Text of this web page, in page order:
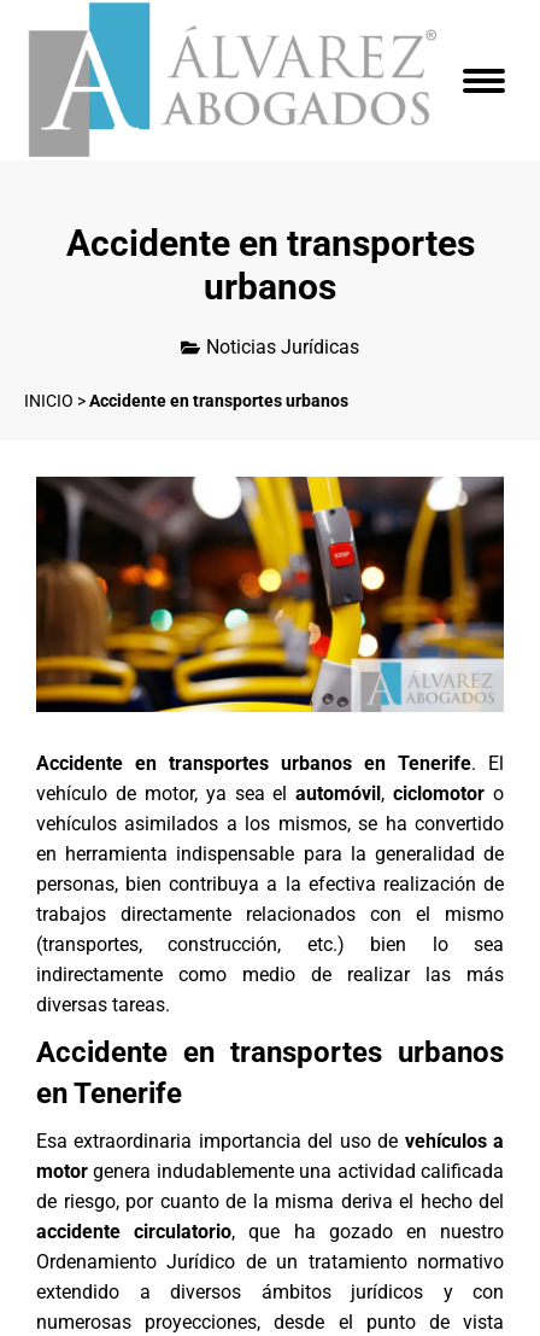
Accidente en transportes
urbanos
Noticias Jurídicas
INICIO >Accidente en transportes urbanos
Accidente en transportes urbanos en Tenerife. El
vehículo de motor, ya sea elautomóvil,ciclomotor o
vehículos asimilados a los mismos, se ha convertido
en herramienta indispensable para la generalidad de
personas, bien contribuya a la efectiva realización de
trabajos directamente relacionados con el mismo
(transportes, construcción, etc.) bien lo sea
indirectamente como medio de realizar las más
diversas tareas.
Accidente en transportes urbanos
en Tenerife
Esa extraordinaria importancia del uso de vehículos a
motor genera indudablemente una actividad calificada
de riesgo, por cuanto de la misma deriva el hecho del
accidente circulatorio, que ha gozado en nuestro
Ordenamiento Jurídico de un tratamiento normativo
extendido a diversos ámbitos jurídicos y con
numerosas proyecciones, desde el punto de vista